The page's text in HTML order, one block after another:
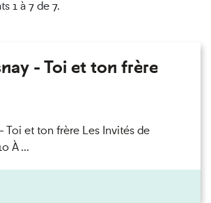
1 à 7 de 7.
- Toi et ton frère
Toi et ton frère Les Invités de
À ...